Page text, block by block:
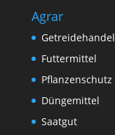
Agrar
Getreidehandel
Futtermittel
Pflanzenschutz
Düngemittel
Saatgut